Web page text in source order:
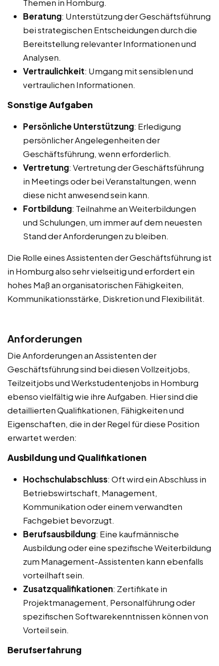
Themen in Homburg.
Beratung: Unterstützung der Geschäftsführung
bei strategischen Entscheidungen durch die
Bereitstellung relevanter Informationen und
Analysen.
Vertraulichkeit: Umgang mit sensiblen und
vertraulichen Informationen.
Sonstige Aufgaben
Persönliche Unterstützung: Erledigung
persönlicher Angelegenheiten der
Geschäftsführung, wenn erforderlich.
Vertretung: Vertretung der Geschäftsführung
in Meetings oder bei Veranstaltungen, wenn
diese nicht anwesend sein kann.
Fortbildung: Teilnahme an Weiterbildungen
und Schulungen, um immer auf dem neuesten
Stand der Anforderungen zu bleiben.
Die Rolle eines Assistenten der Geschäftsführung ist
in Homburg also sehr vielseitig und erfordert ein
hohes Maß an organisatorischen Fähigkeiten,
Kommunikationsstärke, Diskretion und Flexibilität.
Anforderungen
Die Anforderungen an Assistenten der
Geschäftsführung sind bei diesen Vollzeitjobs,
Teilzeitjobs und Werkstudentenjobs in Homburg
ebenso vielfältig wie ihre Aufgaben. Hier sind die
detaillierten Qualifikationen, Fähigkeiten und
Eigenschaften, die in der Regel für diese Position
erwartet werden:
Ausbildung und Qualifikationen
Hochschulabschluss: Oft wird ein Abschluss in
Betriebswirtschaft, Management,
Kommunikation oder einem verwandten
Fachgebiet bevorzugt.
Berufsausbildung: Eine kaufmännische
Ausbildung oder eine spezifische Weiterbildung
zum Management-Assistenten kann ebenfalls
vorteilhaft sein.
Zusatzqualifikationen: Zertifikate in
Projektmanagement, Personalführung oder
spezifischen Softwarekenntnissen können von
Vorteil sein.
Berufserfahrung